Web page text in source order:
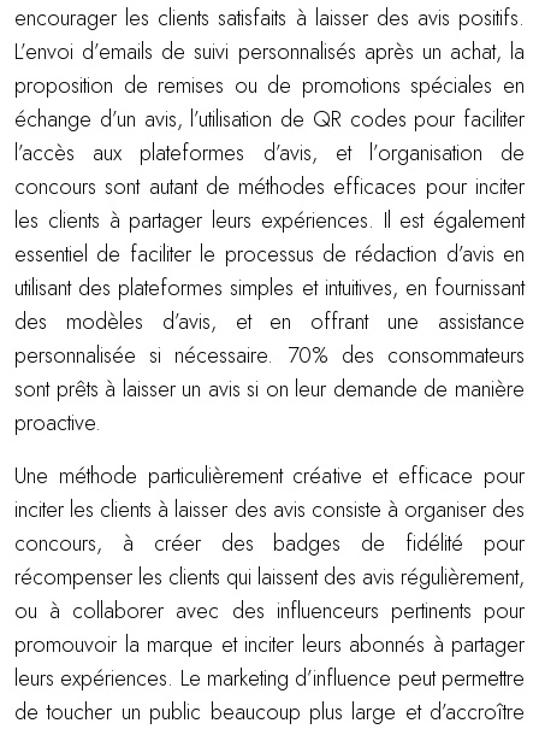
encourager les clients satisfaits à laisser des avis positifs.
L’envoi d’emails de suivi personnalisés après un achat, la
proposition de remises ou de promotions spéciales en
échange d’un avis, l’utilisation de QR codes pour faciliter
l’accès aux plateformes d’avis, et l’organisation de
concours sont autant de méthodes efficaces pour inciter
les clients à partager leurs expériences. Il est également
essentiel de faciliter le processus de rédaction d’avis en
utilisant des plateformes simples et intuitives, en fournissant
des modèles d’avis, et en offrant une assistance
personnalisée si nécessaire. 70% des consommateurs
sont prêts à laisser un avis si on leur demande de manière
proactive.
Une méthode particulièrement créative et efficace pour
inciter les clients à laisser des avis consiste à organiser des
concours, à créer des badges de fidélité pour
récompenser les clients qui laissent des avis régulièrement,
ou à collaborer avec des influenceurs pertinents pour
promouvoir la marque et inciter leurs abonnés à partager
leurs expériences. Le marketing d’influence peut permettre
de toucher un public beaucoup plus large et d’accroître